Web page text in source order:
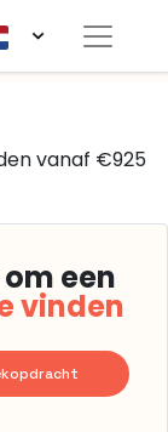
vanaf €925
een
vinden